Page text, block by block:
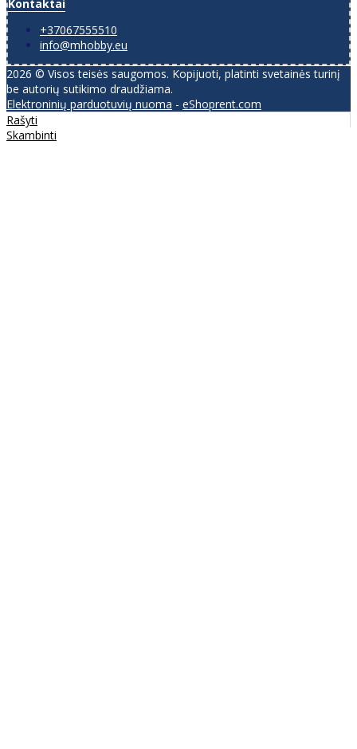
Kontaktai
+37067555510
info@mhobby.eu
2026 © Visos teisės saugomos. Kopijuoti, platinti svetainės turinį
be autorių sutikimo draudžiama.
Elektroninių parduotuvių nuoma - eShoprent.com
Rašyti
Skambinti